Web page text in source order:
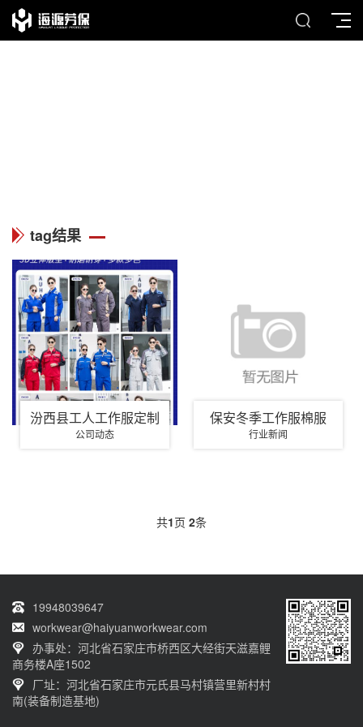
tag结果
汾西县工人工作服定制
公司动态
保安冬季工作服棉服
行业新闻
共1页 2条
19948039647
workwear@haiyuanworkwear.com
办事处：河北省石家庄市桥西区大经街天滋嘉鲤
商务楼A座1502
厂址：河北省石家庄市元氏县马村镇营里新村村
南(装备制造基地)